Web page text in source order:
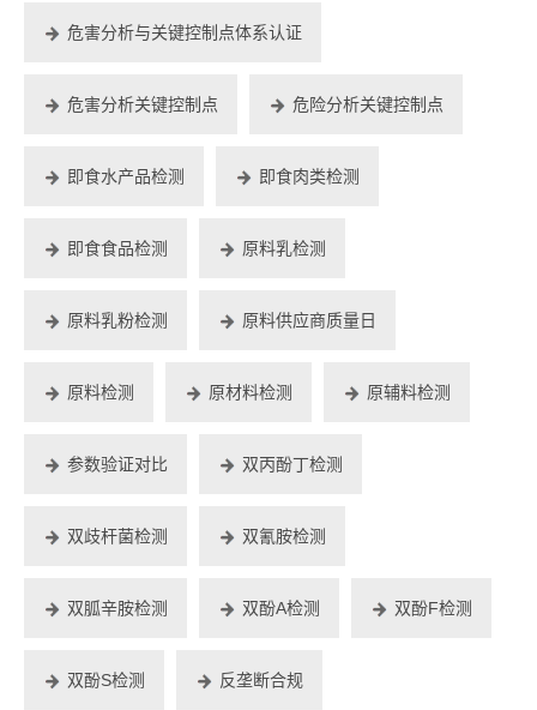
危害分析与关键控制点体系认证
危害分析关键控制点 危险分析关键控制点
即食水产品检测 即食肉类检测
即食食品检测 原料乳检测
原料乳粉检测 原料供应商质量日
原料检测 原材料检测 原辅料检测
参数验证对比 双丙酚丁检测
双歧杆菌检测 双氰胺检测
双胍辛胺检测 双酚A检测 双酚F检测
双酚S检测 反垄断合规